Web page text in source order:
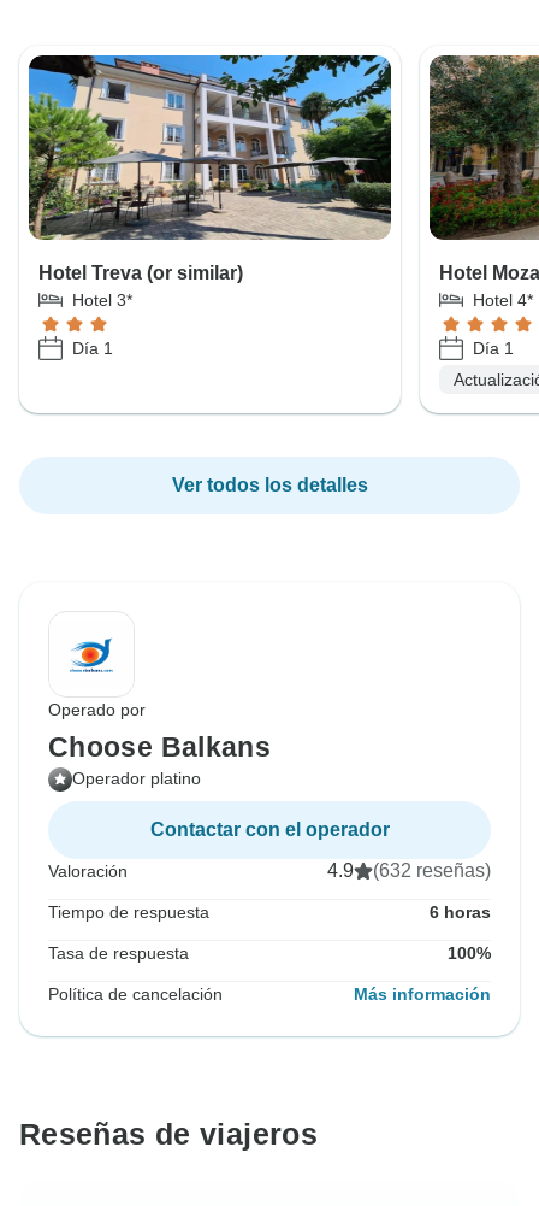
Hotel Treva (or similar)
Hotel 3*
Día 1
Hotel
Hotel 4*
Día 1
Ver todos los detalles
Operado por
Choose Balkans
Operador platino
Contactar con el operador
Valoración 4.9 (632 reseñas)
Tiempo de respuesta 6 horas
Tasa de respuesta 100%
Política de cancelación Más información
Reseñas de viajeros